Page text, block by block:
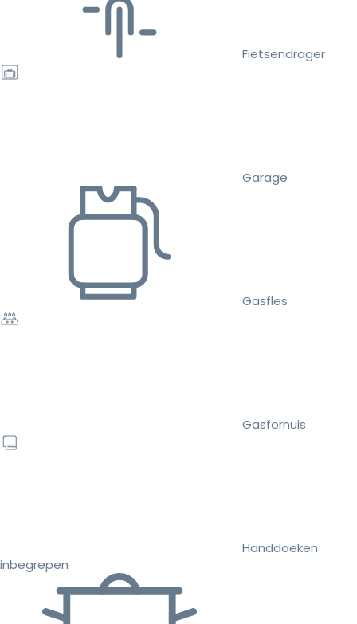
Fietsendrager
Garage
Gasfles
Gasfornuis
Handdoeken
inbegrepen